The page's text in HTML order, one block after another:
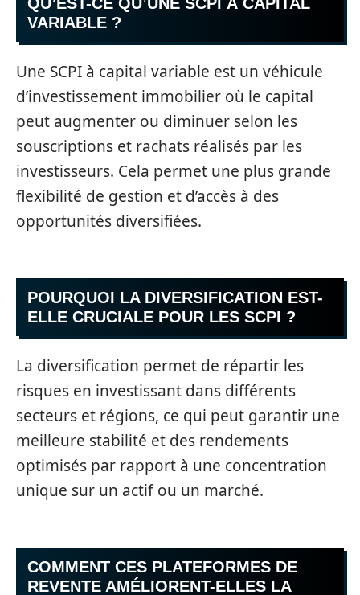
VARIABLE ?
Une SCPI à capital variable est un véhicule
d’investissement immobilier où le capital
peut augmenter ou diminuer selon les
souscriptions et rachats réalisés par les
investisseurs. Cela permet une plus grande
flexibilité de gestion et d’accès à des
opportunités diversifiées.
POURQUOI LA DIVERSIFICATION EST-
ELLE CRUCIALE POUR LES SCPI ?
La diversification permet de répartir les
risques en investissant dans différents
secteurs et régions, ce qui peut garantir une
meilleure stabilité et des rendements
optimisés par rapport à une concentration
unique sur un actif ou un marché.
COMMENT CES PLATEFORMES DE
REVENTE AMÉLIORENT-ELLES LA